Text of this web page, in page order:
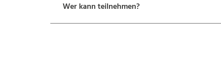
Wer kann teilnehmen?